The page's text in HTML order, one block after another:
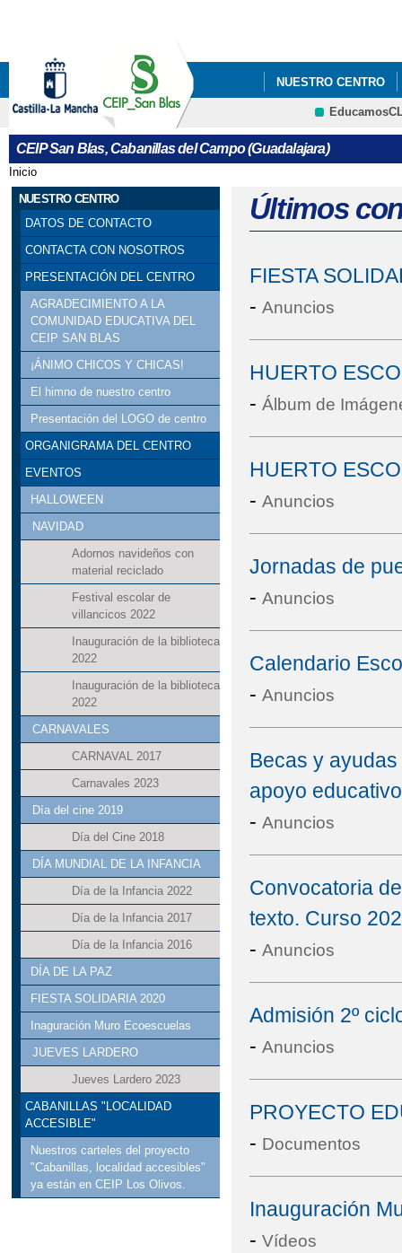
NUESTRO CENTRO
COMEDOR AMPA
CRFP
CEIP San Blas, Cabanillas del Campo (Guadalajara)
Se encuentra usted aquí
Inicio
NUESTRO CENTRO
DATOS DE CONTACTO
CONTACTA CON NOSOTROS
PRESENTACIÓN DEL CENTRO
AGRADECIMIENTO A LA
COMUNIDAD EDUCATIVA DEL
CEIP SAN BLAS
¡ÁNIMO CHICOS Y CHICAS!
El himno de nuestro centro
Presentación del LOGO de centro
ORGANIGRAMA DEL CENTRO
EVENTOS
HALLOWEEN
NAVIDAD
Adornos navideños con
material reciclado
Festival escolar de
villancicos 2022
Inauguración de la biblioteca
2022
Inauguración de la biblioteca
2022
CARNAVALES
CARNAVAL 2017
Carnavales 2023
Día del cine 2019
Día del Cine 2018
DÍA MUNDIAL DE LA INFANCIA
Día de la Infancia 2022
Día de la Infancia 2017
Día de la Infancia 2016
DÍA DE LA PAZ
FIESTA SOLIDARIA 2020
Inaguración Muro Ecoescuelas
JUEVES LARDERO
Jueves Lardero 2023
CABANILLAS "LOCALIDAD
ACCESIBLE"
Nuestros carteles del proyecto
"Cabanillas, localidad accesibles"
ya están en CEIP Los Olivos.
Últimos
FIESTA
- Anuncios
HUERTO
- Álbum de
HUERTO
- Anuncios
Jornadas de
- Anuncios
Calendario
- Anuncios
Becas y
apoyo
- Anuncios
Convocatoria
texto. Curso
- Anuncios
Admisión 2º
- Anuncios
PROYECTO
- Documentos
Inauguración
- Vídeos